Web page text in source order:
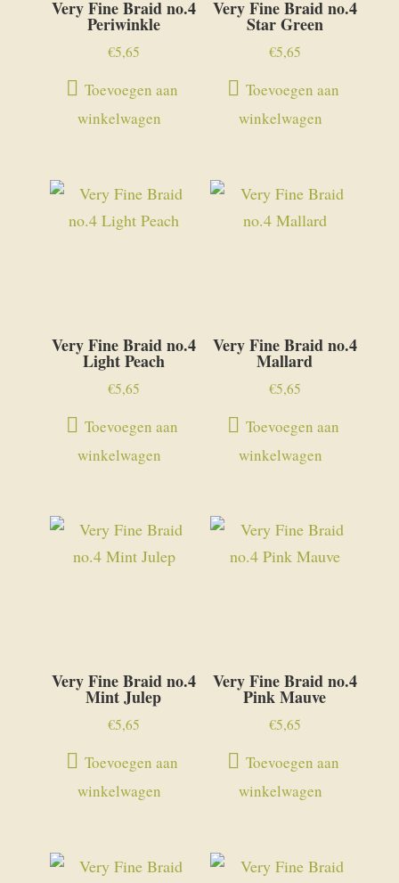
Very Fine Braid no.4
Periwinkle
€5,65
Toevoegen aan
winkelwagen
Very Fine Braid no.4
Star Green
€5,65
Toevoegen aan
winkelwagen
Very Fine Braid no.4
Light Peach
€5,65
Toevoegen aan
winkelwagen
Very Fine Braid no.4
Mallard
€5,65
Toevoegen aan
winkelwagen
Very Fine Braid no.4
Mint Julep
€5,65
Toevoegen aan
winkelwagen
Very Fine Braid no.4
Pink Mauve
€5,65
Toevoegen aan
winkelwagen